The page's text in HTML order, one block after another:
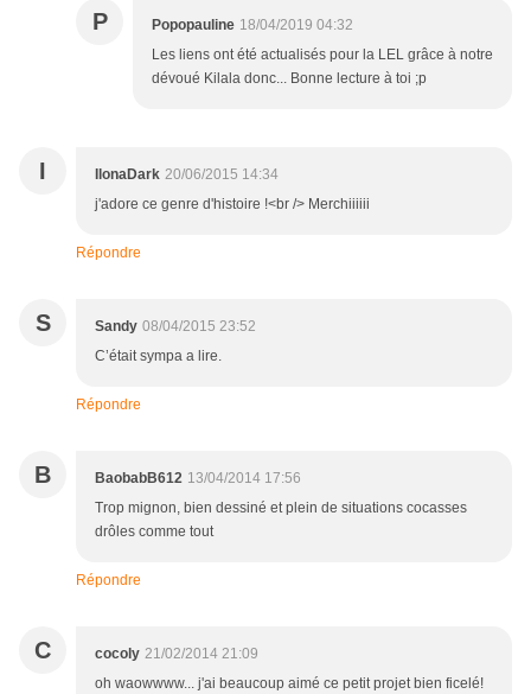
P Popopauline 18/04/2019 04:32
Les liens ont été actualisés pour la LEL grâce à notre
dévoué Kilala donc... Bonne lecture à toi ;p
I IlonaDark 20/06/2015 14:34
j'adore ce genre d'histoire !<br /> Merchiiiiii
Répondre
S Sandy 08/04/2015 23:52
C’était sympa a lire.
Répondre
B BaobabB612 13/04/2014 17:56
Trop mignon, bien dessiné et plein de situations cocasses
drôles comme tout
Répondre
C cocoly 21/02/2014 21:09
oh waowwww... j'ai beaucoup aimé ce petit projet bien ficelé!